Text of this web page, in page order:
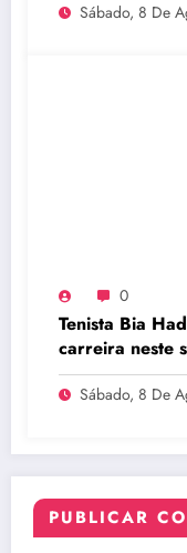
Sábado, 8 De
0
Tenista Bia
carreira neste
Sábado, 8 De
PUBLICAR